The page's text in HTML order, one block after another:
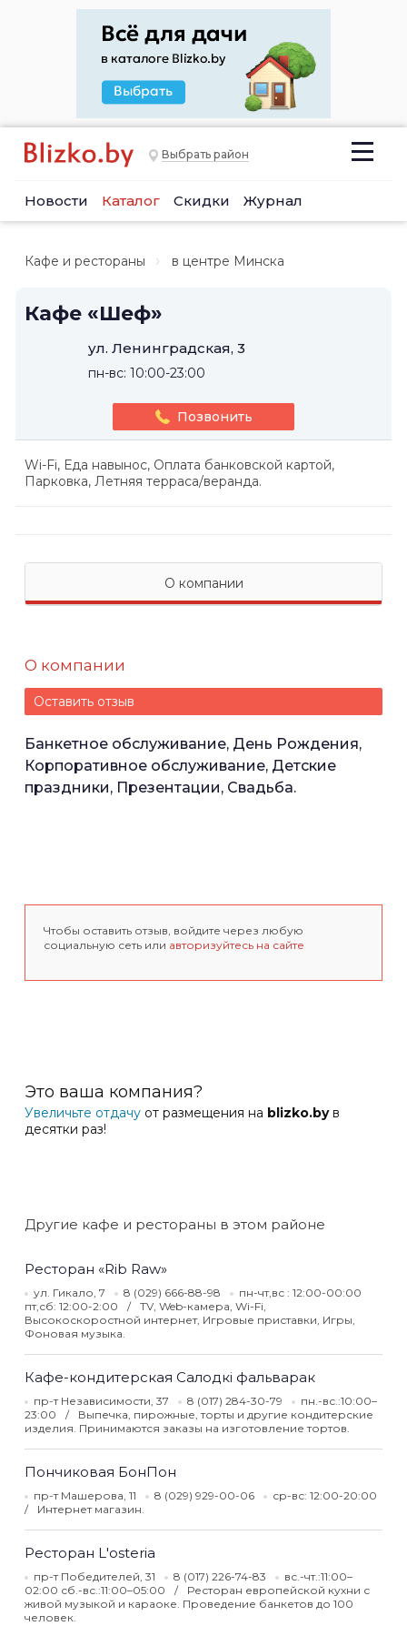
Выбрать район
Новости Каталог Скидки Журнал
Кафе и рестораны в центре Минска
Кафе «Шеф»
ул. Ленинградская, 3
пн-вс: 10:00-23:00
Позвонить
Wi-Fi, Еда навынос, Оплата банковской картой,
Парковка, Летняя терраса/веранда.
О компании
О компании
Оставить отзыв
Банкетное обслуживание, День Рождения,
Корпоративное обслуживание, Детские
праздники, Презентации, Свадьба.
Чтобы оставить отзыв, войдите через любую
социальную сеть или авторизуйтесь на сайте
Это ваша компания?
Увеличьте отдачу от размещения на blizko.byв
десятки раз!
Другие кафе и рестораны в этом районе
Ресторан «Rib Raw»
ул. Гикало, 7 8 (029) 666-88-98
пн-чт,вс : 12:00-00:00
пт,сб: 12:00-2:00
TV, Web-камера, Wi-Fi,
Высокоскоростной интернет, Игровые приставки, Игры,
Фоновая музыка.
Кафе-кондитерская Салодкi фальварак
пр-т Независимости, 37 8 (017) 284-30-79
пн.-вс.:10:00–
23:00
Выпечка, пирожные, торты и другие кондитерские
изделия. Принимаются заказы на изготовление тортов.
Пончиковая БонПон
пр-т Машерова, 11 8 (029) 929-00-06
ср-вс: 12:00-20:00
Интернет магазин.
Ресторан L'osteria
пр-т Победителей, 31 8 (017) 226-74-83
вс.-чт.:11:00–
02:00 сб.-вс.:11:00–05:00
Ресторан европейской кухни с
живой музыкой и караоке. Проведение банкетов до 100
человек.